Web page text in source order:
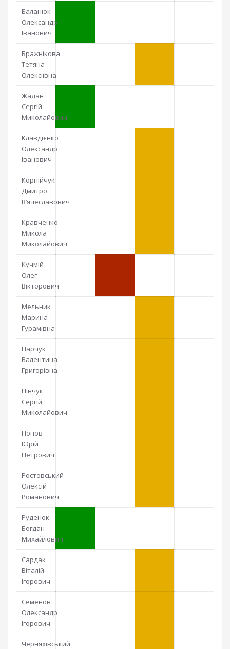
Баланюк
Олександр
Іванович
Бражнікова
Тетяна
Олексіївна
Жадан
Сергій
Миколайович
Клавдієнко
Олександр
Іванович
Корнійчук
Дмитро
В’ячеславович
Кравченко
Микола
Миколайович
Кучмій
Олег
Вікторович
Мельник
Марина
Гурамівна
Парчук
Валентина
Григорівна
Пінчук
Сергій
Миколайович
Попов
Юрій
Петрович
Ростовський
Олексій
Романович
Руденок
Богдан
Михайлович
Сардак
Віталій
Ігорович
Семенов
Олександр
Ігорович
Черняхівський